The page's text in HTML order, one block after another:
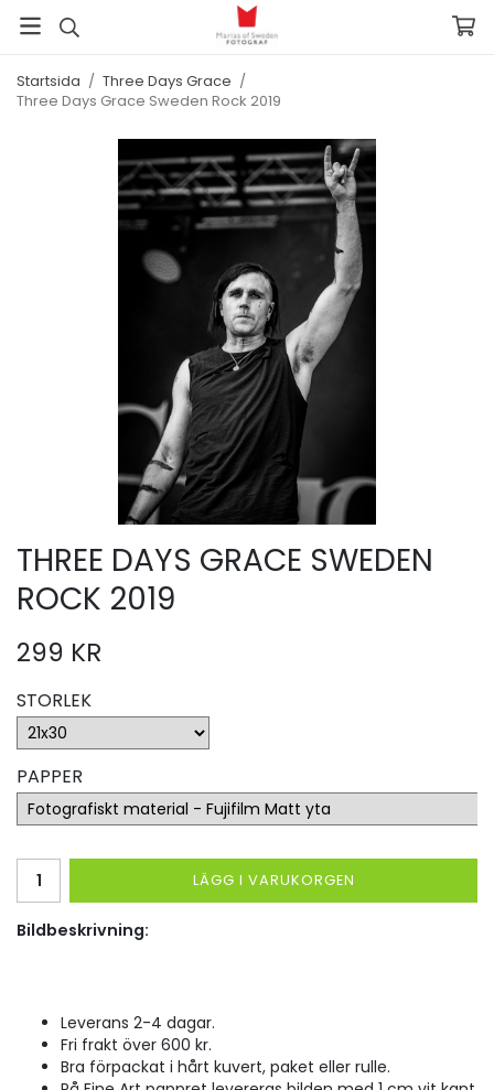
Startsida / Three Days Grace /
Three Days Grace Sweden Rock 2019
THREE DAYS GRACE SWEDEN
ROCK 2019
299 KR
STORLEK
PAPPER
LÄGG I VARUKORGEN
Bildbeskrivning:
Leverans 2-4 dagar.
Fri frakt över 600 kr.
Bra förpackat i hårt kuvert, paket eller rulle.